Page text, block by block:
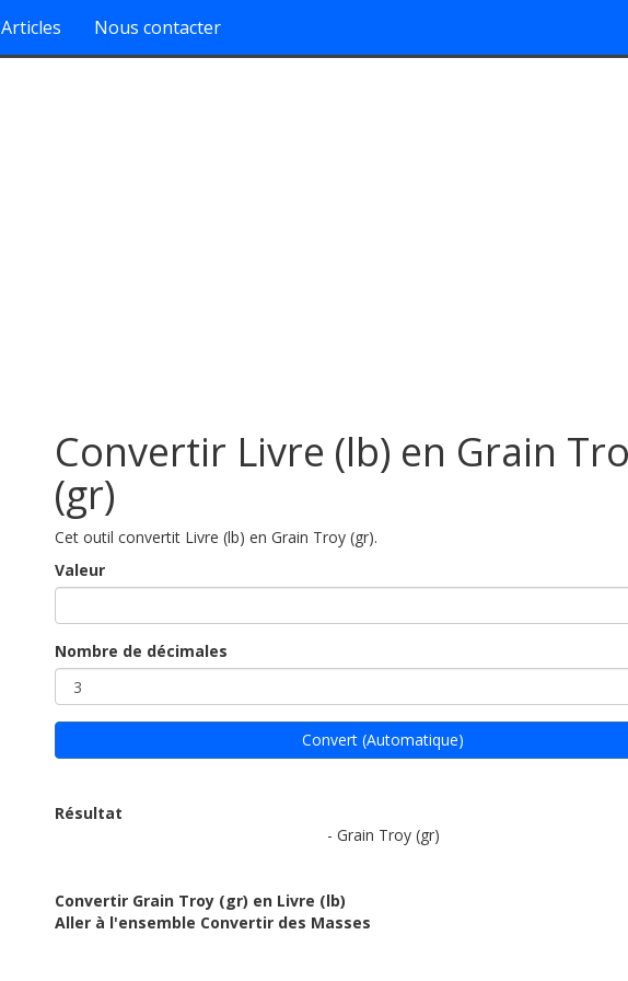
Articles Nous contacter
Convertir Livre (lb) en Grain
(gr)
Cet outil convertit Livre (lb) en Grain Troy (gr).
Valeur
Nombre de décimales
Convert (Automatique)
Résultat
- Grain Troy (gr)
Convertir Grain Troy (gr) en Livre (lb)
Aller à l'ensemble Convertir des Masses